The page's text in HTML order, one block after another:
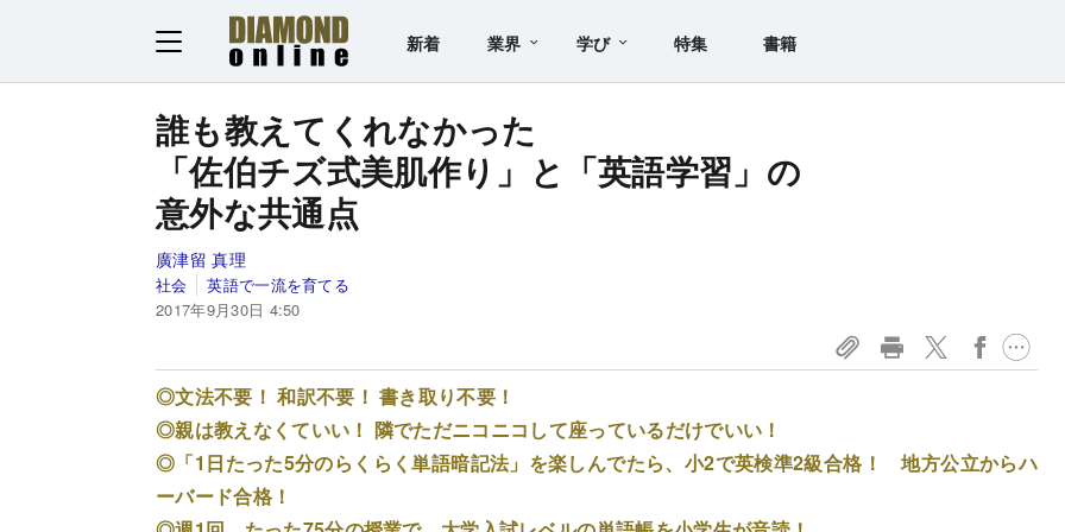
新着 業界 学び 特集 書籍
誰も教えてくれなかった
「佐伯チズ式美肌作り」と「英語学習」の
意外な共通点
廣津留 真理
社会
英語で一流を育てる
2017年9月30日 4:50
◎文法不要！ 和訳不要！ 書き取り不要！
◎親は教えなくていい！ 隣でただニコニコして座っているだけでいい！
◎「1日たった5分のらくらく単語暗記法」を楽しんでたら、小2で英検準2級合格！ 地方公立からハ
ーバード合格！